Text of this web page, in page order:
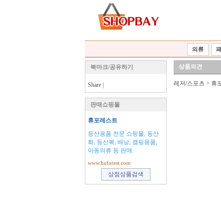
의류
북마크/공유하기
Share
판매쇼핑몰
휴포레스트
등산용품 전문 쇼핑몰, 등산
화, 등산복, 배낭, 캠핑용품,
아동의류 등 판매.
www.huforest.com
상품의견
레저/스포츠 > 휴